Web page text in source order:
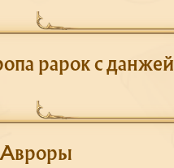
рарок с данжей